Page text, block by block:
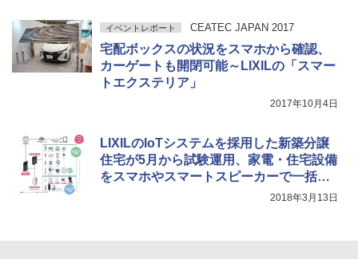
イベントレポート CEATEC JAPAN 2017
宅配ボックスの状況をスマホから確認、
カーゲートも開閉可能～LIXILの「スマー
トエクステリア」
2017年10月4日
LIXILのIoTシステムを採用した新築分譲
住宅が5月から試験運用、家電・住宅設備
をスマホやスマートスピーカーで一括管
2018年3月13日